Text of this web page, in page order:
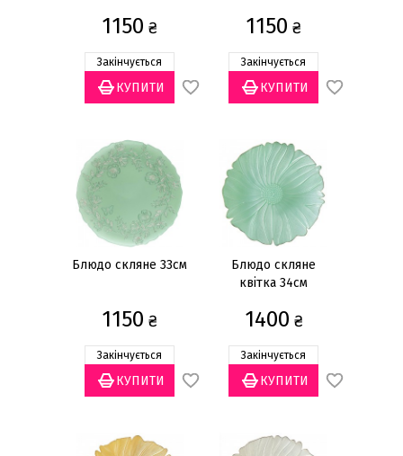
1150 ₴
Закінчується
1150 ₴
Закінчується
Блюдо скляне 33см
1150 ₴
Закінчується
Блюдо скляне
квітка 34см
1400 ₴
Закінчується